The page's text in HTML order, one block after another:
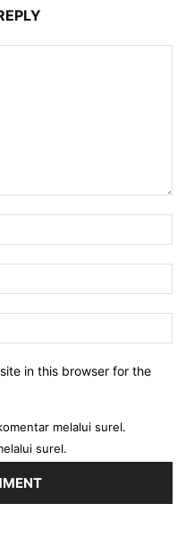
in this browser for the
melalui surel.
surel.